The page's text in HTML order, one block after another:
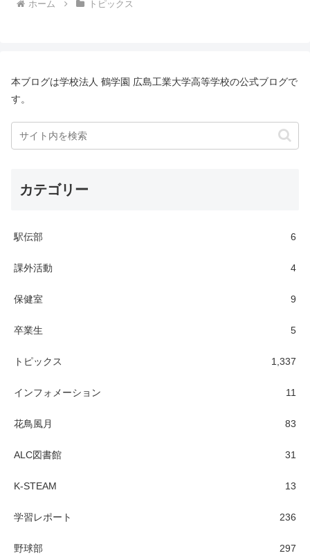
ホーム トピックス
本ブログは学校法人 鶴学園 広島工業大学高等学校の公式ブログで
す。
カテゴリー
駅伝部 6
課外活動 4
保健室 9
卒業生 5
トピックス 1,337
インフォメーション 11
花鳥風月 83
ALC図書館 31
K-STEAM 13
学習レポート 236
野球部 297